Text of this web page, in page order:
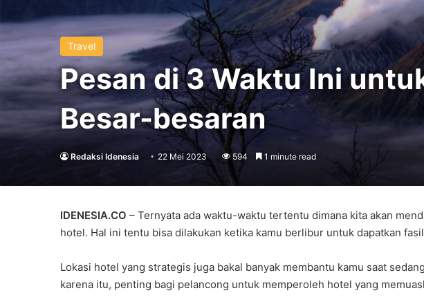
Travel
Pesan di 3 Waktu Ini
Besar-besaran
Redaksi Idenesia 22 Mei 2023 594 1 minute read
IDENESIA.CO – Ternyata ada waktu-waktu tertentu dimana kita akan
hotel. Hal ini tentu bisa dilakukan ketika kamu berlibur untuk dapatkan
Lokasi hotel yang strategis juga bakal banyak membantu kamu saat
karena itu, penting bagi pelancong untuk memperoleh hotel yang